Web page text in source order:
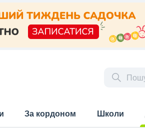
За кордоном Школи